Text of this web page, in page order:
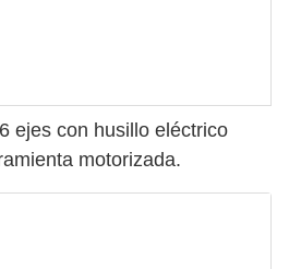
ejes con husillo eléctrico
motorizada.